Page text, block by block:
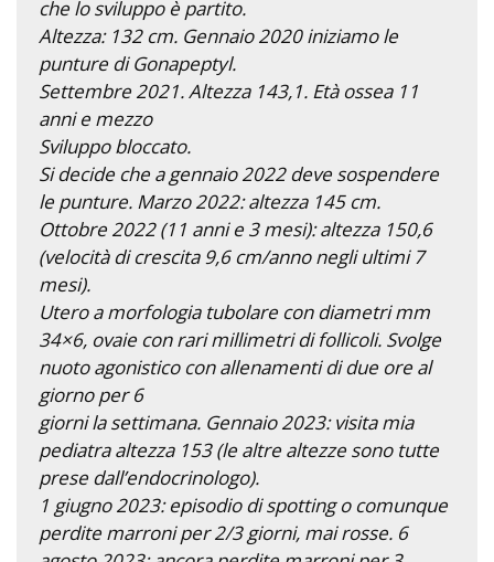
che lo sviluppo è partito.
Altezza: 132 cm. Gennaio 2020 iniziamo le
punture di Gonapeptyl.
Settembre 2021. Altezza 143,1. Età ossea 11
anni e mezzo
Sviluppo bloccato.
Si decide che a gennaio 2022 deve sospendere
le punture. Marzo 2022: altezza 145 cm.
Ottobre 2022 (11 anni e 3 mesi): altezza 150,6
(velocità di crescita 9,6 cm/anno negli ultimi 7
mesi).
Utero a morfologia tubolare con diametri mm
34×6, ovaie con rari millimetri di follicoli. Svolge
nuoto agonistico con allenamenti di due ore al
giorno per 6
giorni la settimana. Gennaio 2023: visita mia
pediatra altezza 153 (le altre altezze sono tutte
prese dall’endocrinologo).
1 giugno 2023: episodio di spotting o comunque
perdite marroni per 2/3 giorni, mai rosse. 6